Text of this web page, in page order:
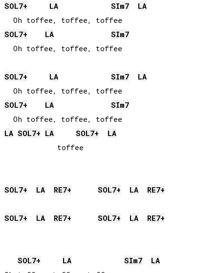
SOL7+ LA SIm7
LA
SOL7+ LA SIm7
  Oh toffee, toffee, toffee
SOL7+ LA SIm7
LA
SOL7+ LA SIm7
LA SOL7+ LA SOL7+
LA
            toffee
SOL7+ LA RE7+ SOL7+ LA RE7+
SOL7+ LA RE7+ SOL7+ LA RE7+
SOL7+ LA SIm7
LA